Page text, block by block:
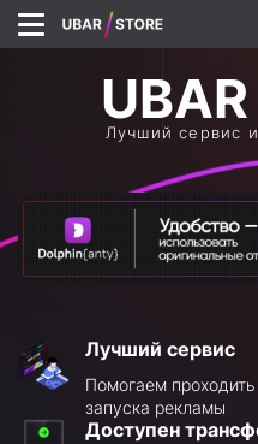
Лучший сервис
Лучший сервис
Помогаем
запуска рекламы
Доступен